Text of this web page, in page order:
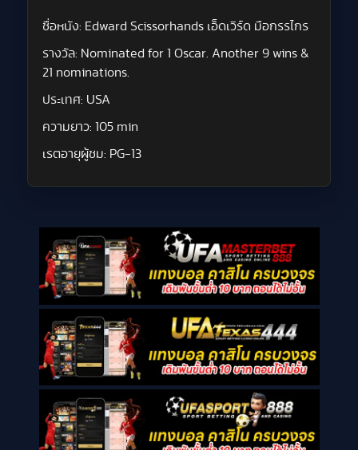
ชื่อหนัง: Edward Scissorhands เอ็ดเวิร์ด มือกรรไกร
รางวัล: Nominated for 1 Oscar. Another 9 wins &
21 nominations.
ประเทศ: USA
ความยาว: 105 min
เรตอายุผู้ชม: PG-13